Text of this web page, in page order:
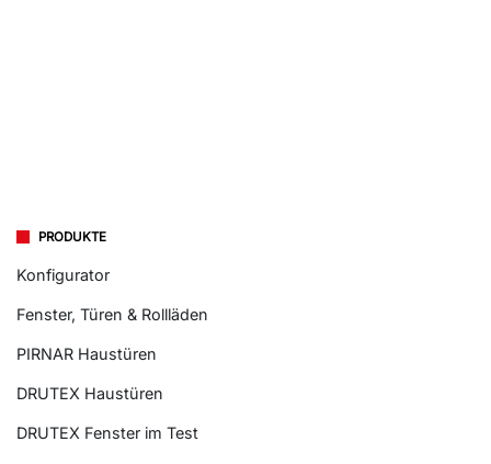
PRODUKTE
Konfigurator
Fenster, Türen & Rollläden
PIRNAR Haustüren
DRUTEX Haustüren
DRUTEX Fenster im Test